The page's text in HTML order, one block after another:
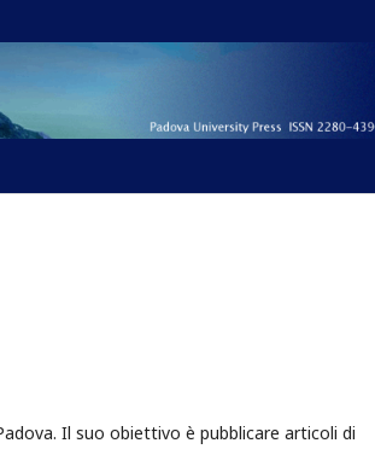
Il suo obiettivo è pubblicare articoli di